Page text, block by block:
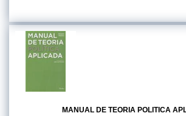
MANUAL DE TEORIA POLITICA